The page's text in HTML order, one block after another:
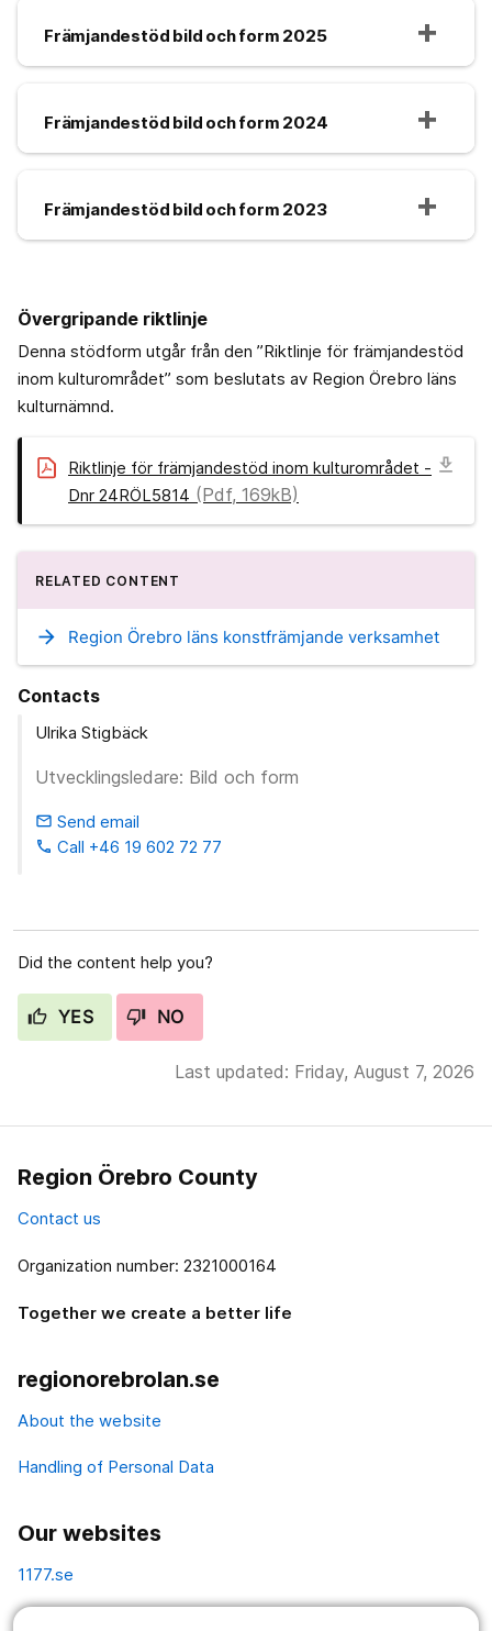
Främjandestöd bild och form 2025
Främjandestöd bild och form 2024
Främjandestöd bild och form 2023
Övergripande riktlinje
Denna stödform utgår från den ”Riktlinje för främjandestöd
inom kulturområdet” som beslutats av Region Örebro läns
kulturnämnd.
Riktlinje för främjandestöd inom kulturområdet -
Dnr 24RÖL5814 (Pdf, 169kB)
download
RELATED CONTENT
arrow_forward Region Örebro läns konstfrämjande verksamhet
Contacts
Ulrika Stigbäck
Utvecklingsledare: Bild och form
email Send email
phone Call +46 19 602 72 77
Did the content help you?
YES NO
Last updated: Friday, August 7, 2026
Region Örebro County
Contact us
Organization number: 2321000164
Together we create a better life
regionorebrolan.se
About the website
Handling of Personal Data
Our websites
1177.se